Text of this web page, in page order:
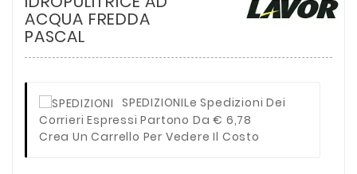
ACQUA FREDDA
PASCAL
SPEDIZIONILe Spedizioni Dei
Corrieri Espressi Partono Da € 6,78
Crea Un Carrello Per Vedere Il Costo